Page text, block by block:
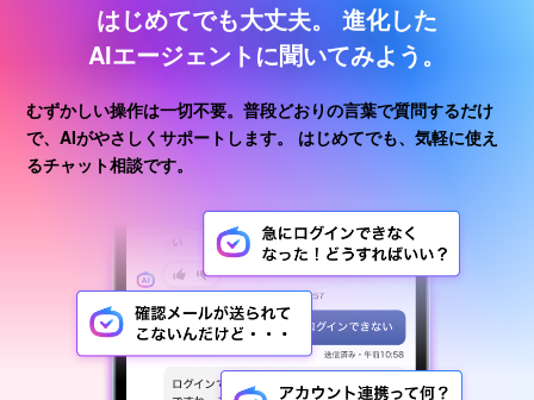
はじめてでも大丈夫。
進化した
AIエージェントに聞いてみよう。
むずかしい操作は一切不要。普段どおりの言葉で質問するだけ
で、AIがやさしくサポートします。
はじめてでも、気軽に使え
るチャット相談です。